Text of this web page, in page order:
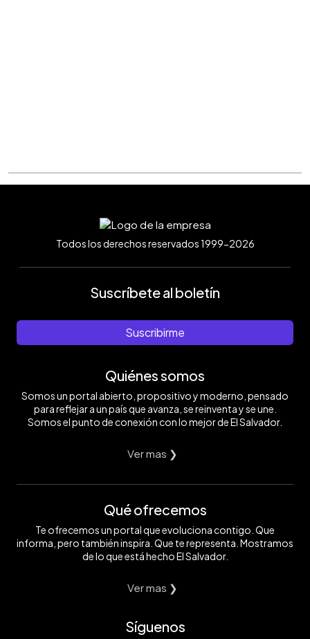
Todos los derechos reservados 1999-2026
Suscríbete al boletín
Suscribirme
Quiénes somos
Somos un portal abierto, propositivo y moderno, pensado
para reflejar a un país que avanza, se reinventa y se une.
Somos el punto de conexión con lo mejor de El Salvador.
Ver mas ❯
Qué ofrecemos
Te ofrecemos un portal que evoluciona contigo. Que
informa, pero también inspira. Que te representa. Mostramos
de lo que está hecho El Salvador.
Ver mas ❯
Síguenos